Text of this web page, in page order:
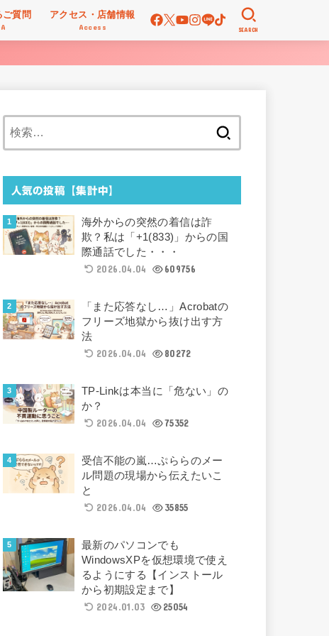
ご質問 アクセス・店舗情報
Access SEARCH
人気の投稿【集計中】
海外からの突然の着信は詐
欺？私は「+1(833)」からの国
際通話でした・・・
2026.04.04
609756
「また応答なし…」Acrobatの
フリーズ地獄から抜け出す方
法
2026.04.04
80272
TP-Linkは本当に「危ない」の
か？
2026.04.04
75352
受信不能の嵐…ぷららのメー
ル問題の現場から伝えたいこ
と
2026.04.04
35855
最新のパソコンでも
WindowsXPを仮想環境で使え
るようにする【インストール
から初期設定まで】
2024.01.03
25054